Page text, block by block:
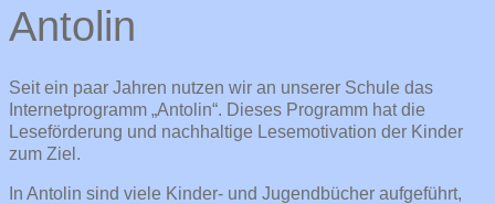
Antolin
Seit ein paar Jahren nutzen wir an unserer Schule das
Internetprogramm „Antolin“. Dieses Programm hat die
Leseförderung und nachhaltige Lesemotivation der Kinder
zum Ziel.
In Antolin sind viele Kinder- und Jugendbücher aufgeführt,